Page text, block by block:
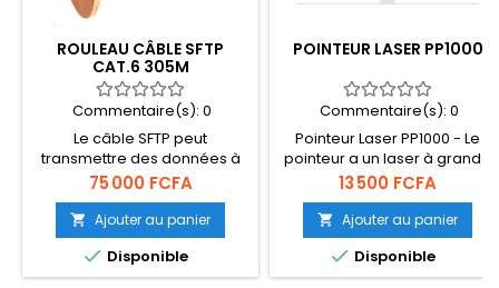
ROULEAU CÂBLE SFTP
CAT.6 305M
Commentaire(s): 0
Le câble SFTP peut
transmettre des données à
des vitesses allant jusqu'à
1Go à des fréquences allant
jusqu'à 250 MHz.
Prix
75 000 FCFA
 Ajouter au panier
 Disponible
POINTEUR LASER PP1000
Commentaire(s): 0
Pointeur Laser PP1000 - Le
pointeur a un laser à grande
distance avec une très
bonne intensité.
Prix
13 500 FCFA
 Ajouter au panier
 Disponible